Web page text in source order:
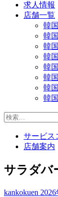
求人情報
店舗一覧
韓
韓
韓
韓
韓
韓
韓
韓
検
サービス
店舗案内
サラダバ
kankokuen